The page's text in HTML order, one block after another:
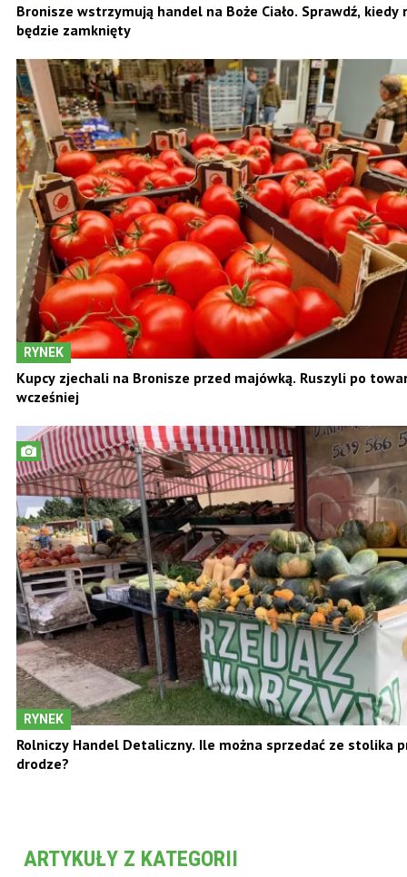
Bronisze wstrzymują handel na Boże Ciało. Sprawdź, kiedy
będzie zamknięty
RYNEK
Kupcy zjechali na Bronisze przed majówką. Ruszyli po
wcześniej
RYNEK
Rolniczy Handel Detaliczny. Ile można sprzedać ze stolika
drodze?
ARTYKUŁY Z KATEGORII